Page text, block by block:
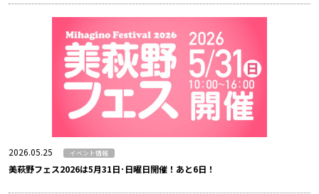
2026.05.25 イベント情報
美萩野フェス2026は5月31日･日曜日開催！あと6日！